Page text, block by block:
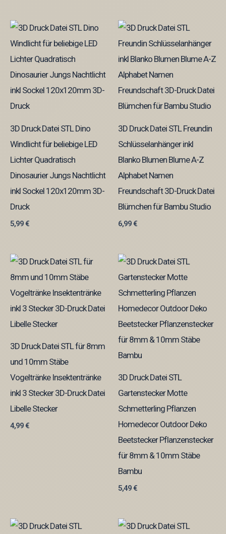
3D Druck Datei STL Dino
Windlicht für beliebige LED
Lichter Quadratisch
Dinosaurier Jungs Nachtlicht
inkl Sockel 120x120mm 3D-
Druck
5,99€
3D Druck Datei STL Freundin
Schlüsselanhänger inkl
Blanko Blumen Blume A-Z
Alphabet Namen
Freundschaft 3D-Druck Datei
Blümchen für Bambu Studio
6,99€
3D Druck Datei STL für 8mm
und 10mm Stäbe
Vogeltränke Insektentränke
inkl 3 Stecker 3D-Druck Datei
Libelle Stecker
4,99€
3D Druck Datei STL
Gartenstecker Motte
Schmetterling Pflanzen
Homedecor Outdoor Deko
Beetstecker Pflanzenstecker
für 8mm & 10mm Stäbe
Bambu
5,49€